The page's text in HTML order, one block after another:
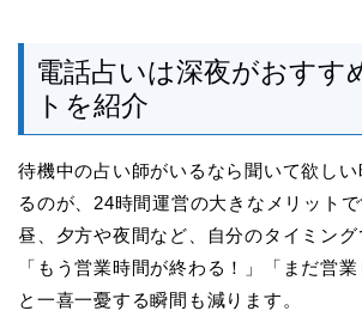
電話占いは深夜がおすす
トを紹介
待機中の占い師がいるなら聞いて欲しい
るのが、24時間運営の大きなメリット
昼、夕方や夜間など、自分のタイミング
「もう営業時間が終わる！」「まだ営
と一喜一憂する瞬間も減ります。